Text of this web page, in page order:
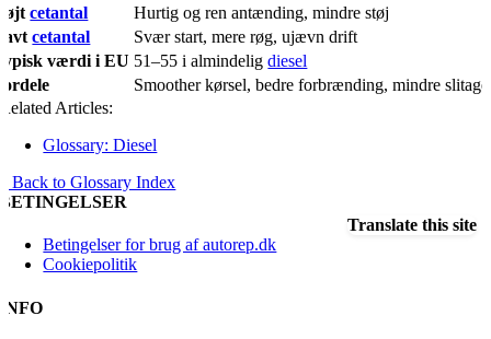
cetantal
Hurtig og ren antænding, mindre støj
cetantal
Svær start, mere røg, ujævn drift
værdi i EU 51–55 i almindeligdiesel
Smoother kørsel, bedre forbrænding, mindre slitage
Related Articles:
Glossary: Diesel
« Back to Glossary Index
Translate this site
BETINGELSER
Betingelser for brug af autorep.dk
Cookiepolitik
INFO